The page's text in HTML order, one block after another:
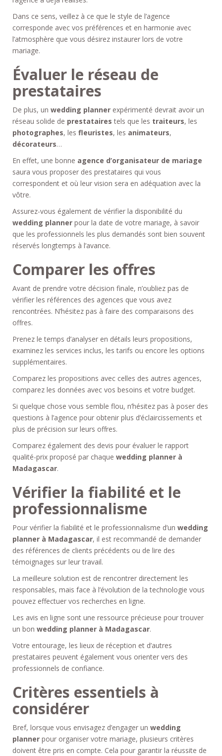
Dans ce sens, veillez à ce que le style de l’agence
corresponde avec vos préférences et en harmonie avec
l’atmosphère que vous désirez instaurer lors de votre
mariage.
Évaluer le réseau de
prestataires
De plus, un wedding planner expérimenté devrait avoir un
réseau solide de prestataires tels que les traiteurs, les
photographes, les fleuristes, les animateurs,
décorateurs…
En effet, une bonne agence d’organisateur de mariage
saura vous proposer des prestataires qui vous
correspondent et où leur vision sera en adéquation avec la
vôtre.
Assurez-vous également de vérifier la disponibilité du
wedding planner pour la date de votre mariage, à savoir
que les professionnels les plus demandés sont bien souvent
réservés longtemps à l’avance.
Comparer les offres
Avant de prendre votre décision finale, n’oubliez pas de
vérifier les références des agences que vous avez
rencontrées. N’hésitez pas à faire des comparaisons des
offres.
Prenez le temps d’analyser en détails leurs propositions,
examinez les services inclus, les tarifs ou encore les options
supplémentaires.
Comparez les propositions avec celles des autres agences,
comparez les données avec vos besoins et votre budget.
Si quelque chose vous semble flou, n’hésitez pas à poser des
questions à l’agence pour obtenir plus d’éclaircissements et
plus de précision sur leurs offres.
Comparez également des devis pour évaluer le rapport
qualité-prix proposé par chaque wedding planner à
Madagascar.
Vérifier la fiabilité et le
professionnalisme
Pour vérifier la fiabilité et le professionnalisme d’un wedding
planner à Madagascar, il est recommandé de demander
des références de clients précédents ou de lire des
témoignages sur leur travail.
La meilleure solution est de rencontrer directement les
responsables, mais face à l’évolution de la technologie vous
pouvez effectuer vos recherches en ligne.
Les avis en ligne sont une ressource précieuse pour trouver
un bon wedding planner à Madagascar.
Votre entourage, les lieux de réception et d’autres
prestataires peuvent également vous orienter vers des
professionnels de confiance.
Critères essentiels à
considérer
Bref, lorsque vous envisagez d’engager un wedding
planner pour organiser votre mariage, plusieurs critères
doivent être pris en compte. Cela pour garantir la réussite de